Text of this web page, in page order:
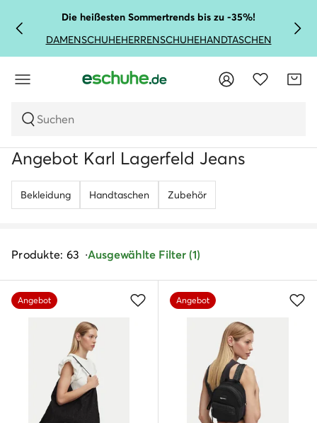
Die heißesten Sommertrends bis zu -35%!
DAMENSCHUHEHERRENSCHUHEHANDTASCHEN
Suchen
Angebot Karl Lagerfeld Jeans
Bekleidung Handtaschen Zubehör
Produkte: 63 Ausgewählte Filter (1)
Angebot Angebot